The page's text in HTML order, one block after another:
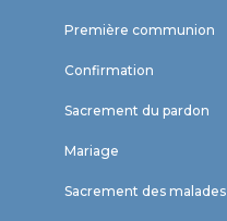
Première communion
Confirmation
Sacrement du pardon
Mariage
Sacrement des malades